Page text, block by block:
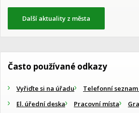
Další aktuality z města
Často používané odkazy
Vyřiďte si na úřadu
Telefonní
El. úřední deska
Pracovní místa